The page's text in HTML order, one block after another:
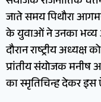
जाते समय पिथौरा
के युवाओं ने उनका भव्य
दौरान राष्ट्रीय
प्रांतीय संयोजक मनीष
का स्मृतिचिन्ह देकर इस